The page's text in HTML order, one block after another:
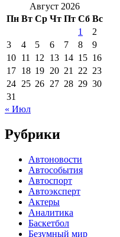
Август 2026
Пн Вт Ср Чт Пт Сб Вс
1
2
3
4 5 6 7 8
9
10 11 12 13 14 15 16
17 18 19 20 21 22 23
24 25 26 27 28 29 30
31
« Июл
Рубрики
Автоновости
Автособытия
Автоспорт
Автоэксперт
Актеры
Аналитика
Баскетбол
Безумный мир